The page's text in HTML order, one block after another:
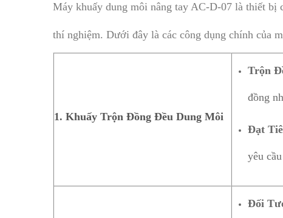
Máy khuấy dung môi nâng tay AC-D-07 là thiết bị
thí nghiệm. Dưới đây là các công dụng chính của
1. Khuấy Trộn Đồng Đều Dung Môi
Trộn
đồng
Đạt
yêu
Đối